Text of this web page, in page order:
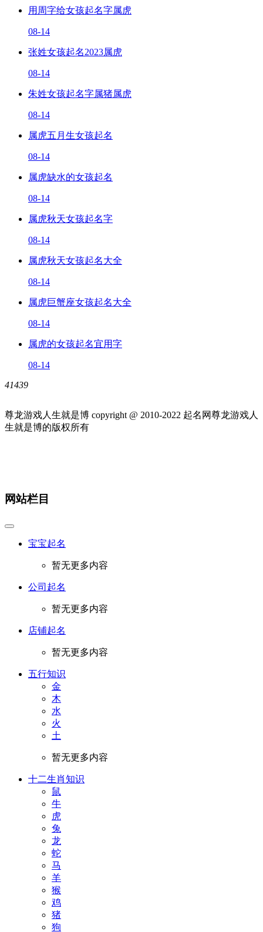
用周字给女孩起名字属虎
08-14
张姓女孩起名2023属虎
08-14
朱姓女孩起名字属猪属虎
08-14
属虎五月生女孩起名
08-14
属虎缺水的女孩起名
08-14
属虎秋天女孩起名字
08-14
属虎秋天女孩起名大全
08-14
属虎巨蟹座女孩起名大全
08-14
属虎的女孩起名宜用字
08-14
41439
尊龙游戏人生就是博 copyright @ 2010-2022 起名网尊龙游戏人
生就是博的版权所有
网站栏目
宝宝起名
暂无更多内容
公司起名
暂无更多内容
店铺起名
暂无更多内容
五行知识
金
木
水
火
土
暂无更多内容
十二生肖知识
鼠
牛
虎
兔
龙
蛇
马
羊
猴
鸡
猪
狗